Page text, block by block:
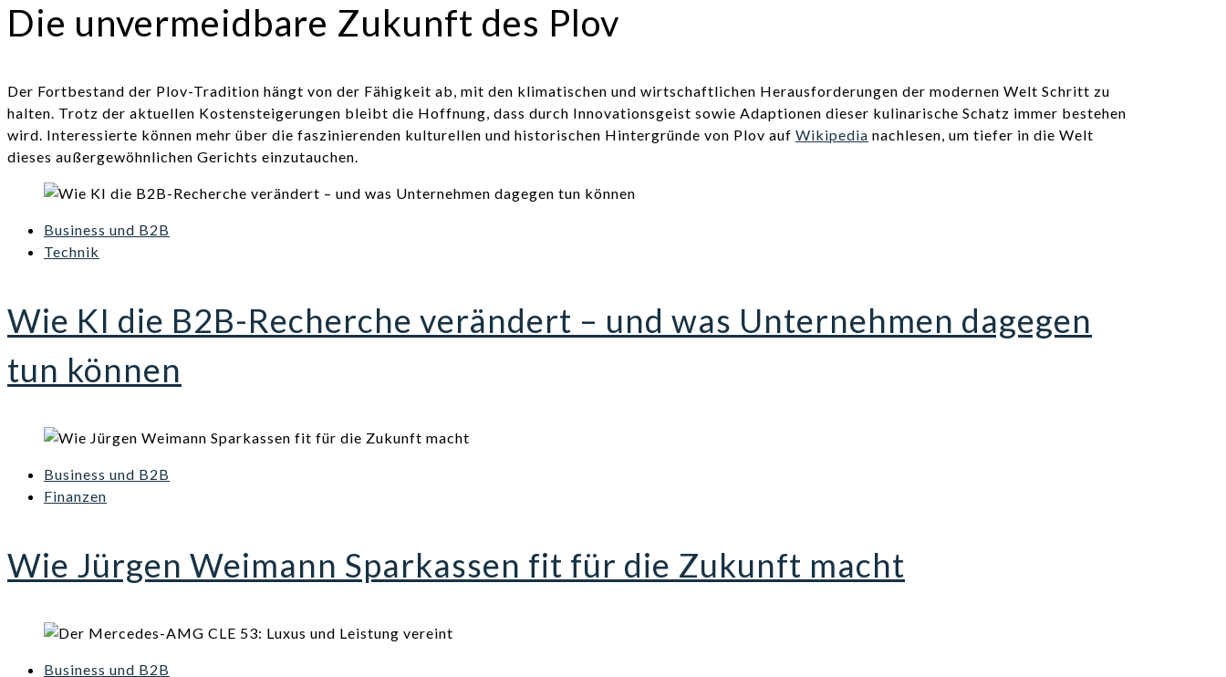
Die unvermeidbare Zukunft des Plov
Der Fortbestand der Plov-Tradition hängt von der Fähigkeit ab, mit den klimatischen und wirtschaftlichen Herausforderungen der modernen Welt Schritt zu
halten. Trotz der aktuellen Kostensteigerungen bleibt die Hoffnung, dass durch Innovationsgeist sowie Adaptionen dieser kulinarische Schatz immer bestehen
wird. Interessierte können mehr über die faszinierenden kulturellen und historischen Hintergründe von Plov auf Wikipedia nachlesen, um tiefer in die Welt
dieses außergewöhnlichen Gerichts einzutauchen.
Business und B2B
Technik
Wie KI die B2B-Recherche verändert – und was Unternehmen dagegen
tun können
Business und B2B
Finanzen
Wie Jürgen Weimann Sparkassen fit für die Zukunft macht
Business und B2B